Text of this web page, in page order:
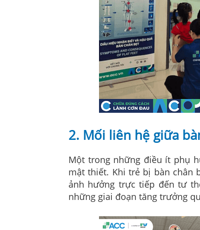
2. Mối liên hệ giữa
Một trong những điều ít phụ
mật thiết. Khi trẻ bị bàn chân
ảnh hưởng trực tiếp đến tư
những giai đoạn tăng trưởng